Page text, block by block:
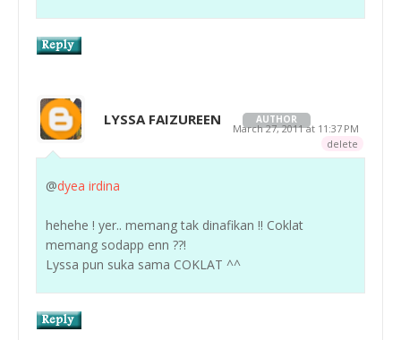
LYSSA FAIZUREEN AUTHOR
March 27, 2011 at 11:37 PM
delete
@dyea irdina
hehehe ! yer.. memang tak dinafikan !! Coklat
memang sodapp enn ??!
Lyssa pun suka sama COKLAT ^^